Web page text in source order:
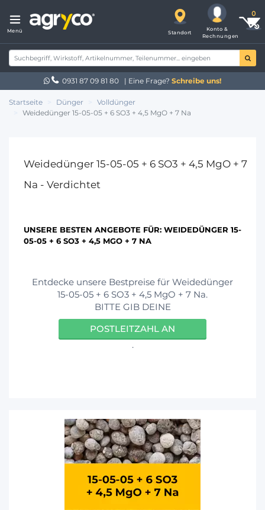
Menü Standort
Konto &
Rechnungen
0931 87 09 81 80 | Eine Frage? Schreibe uns!
Startseite Dünger
Volldünger
Weidedünger 15-05-05 + 6 SO3 + 4,5 MgO + 7 Na
Weidedünger 15-05-05 + 6 SO3 + 4,5 MgO + 7
Na - Verdichtet
UNSERE BESTEN ANGEBOTE FÜR: WEIDEDÜNGER 15-
05-05 + 6 SO3 + 4,5 MGO + 7 NA
Entdecke unsere Bestpreise für Weidedünger
15-05-05 + 6 SO3 + 4,5 MgO + 7 Na.
BITTE GIB DEINE
POSTLEITZAHL AN
.